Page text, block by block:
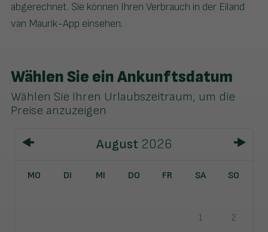
abgerechnet. Sie können Ihren Verbrauch in der Eiland
van Maurik-App einsehen.
Wählen Sie ein Ankunftsdatum
Wählen Sie Ihren Urlaubszeitraum, um die
Preise anzuzeigen
August 2026
MO DI MI DO FR SA SO
1 2